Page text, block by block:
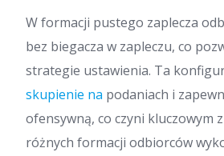
W formacji pustego zaplecza
bez biegacza w zapleczu, co
strategie ustawienia. Ta
skupienie na podaniach i
ofensywną, co czyni kluczowym
różnych formacji odbiorców